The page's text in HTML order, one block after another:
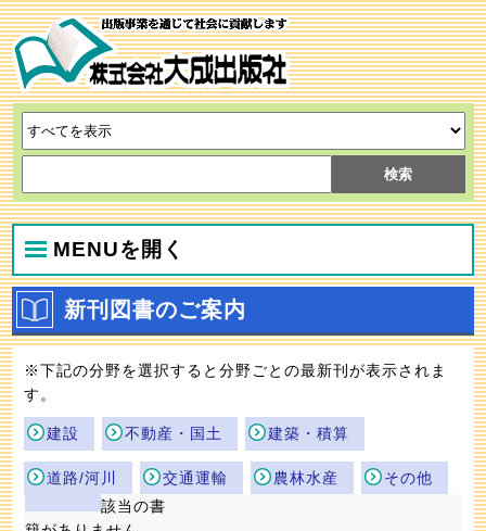
MENUを開く
新刊図書のご案内
※下記の分野を選択すると分野ごとの最新刊が表示されま
す。
建設 不動産・国土 建築・積算
道路/河川 交通運輸 農林水産
その他
該当の書